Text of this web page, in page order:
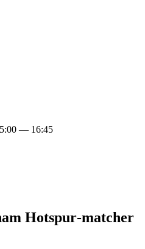
— 16:45
Hotspur‑matcher